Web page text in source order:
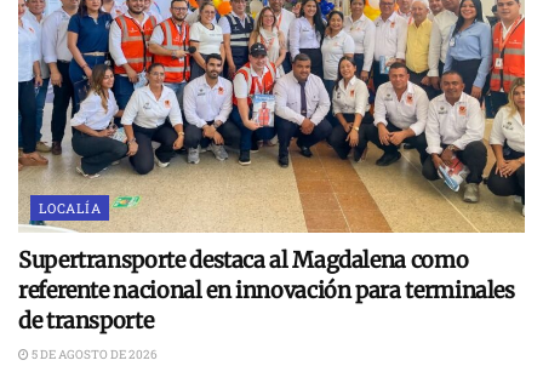
LOCALÍA
Supertransporte destaca al Magdalena como
referente nacional en innovación para terminales
de transporte
5 DE AGOSTO DE 2026